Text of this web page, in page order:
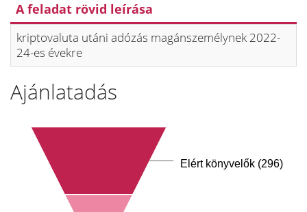
A feladat rövid leírása
kriptovaluta utáni adózás magánszemélynek 2022-
24-es évekre
Ajánlatadás
Elért könyvelők (296)